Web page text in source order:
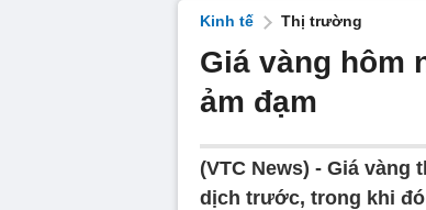
Kinh tế Thị trường
Giá vàng hôm
ảm đạm
(VTC News) - Giá vàng
dịch trước, trong khi